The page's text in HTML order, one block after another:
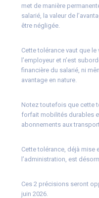
met de manière
salarié, la valeur de
être négligée.
Cette tolérance vaut que
l’employeur et n’est
financière du salarié, ni
avantage en nature.
Notez toutefois que cette
forfait mobilités durables
abonnements aux
Cette tolérance, déjà mise
l’administration, est
Ces 2 précisions seront
juin 2026.